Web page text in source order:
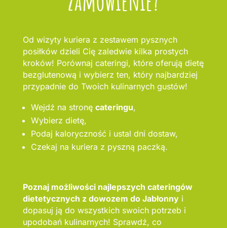
Od wizyty kuriera z zestawem pysznych
posiłków dzieli Cię zaledwie kilka prostych
kroków! Porównaj cateringi, które oferują dietę
bezglutenową i wybierz ten, który najbardziej
przypadnie do Twoich kulinarnych gustów!
Wejdź na stronę cateringu,
Wybierz dietę,
Podaj kaloryczność i ustal dni dostaw,
Czekaj na kuriera z pyszną paczką.
Poznaj możliwości najlepszych cateringów
dietetycznych z dowozem do Jabłonnyi
dopasuj ją do wszystkich swoich potrzeb i
upodobań kulinarnych! Sprawdź, co